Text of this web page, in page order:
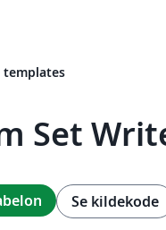
templates
Set
Se kildekode